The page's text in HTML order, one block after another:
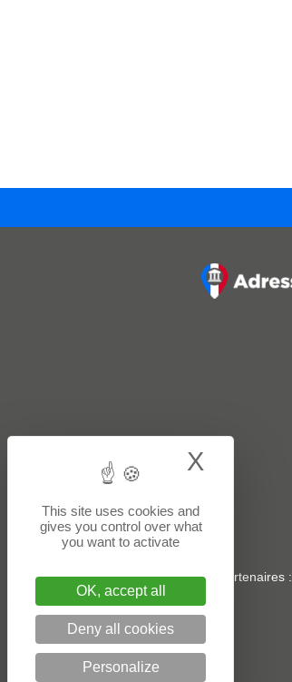
Sites partenaires:
This site uses cookies and
gives you control over what
you want to activate
OK, accept all
Deny all cookies
Personalize
X